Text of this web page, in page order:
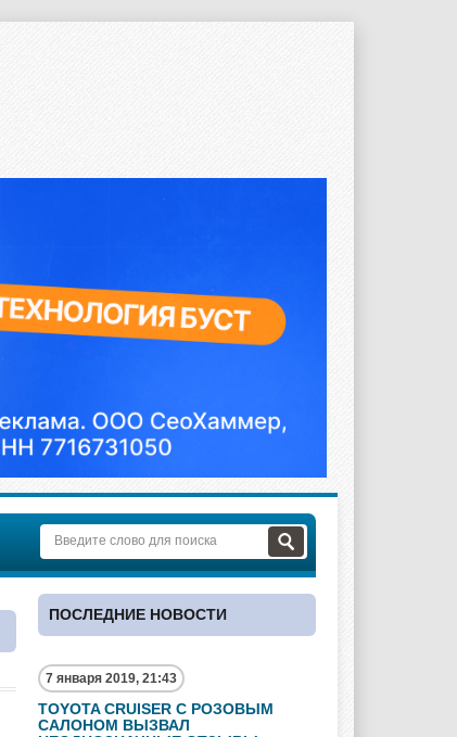
ПОСЛЕДНИЕ НОВОСТИ
7 января 2019, 21:43
TOYOTA CRUISER С РОЗОВЫМ
САЛОНОМ ВЫЗВАЛ